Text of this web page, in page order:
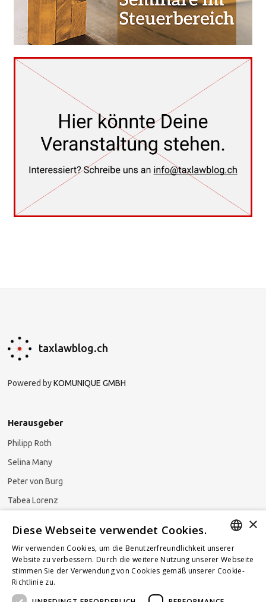
taxlawblog.ch
Powered byKOMUNIQUE GMBH
Herausgeber
Philipp Roth
Selina Many
Peter von Burg
Tabea Lorenz
Newsletter abonnieren
GERMAN
×
Diese Webseite verwendet Cookies.
Wir verwenden Cookies, um die Benutzerfreundlichkeit unserer
Website zu verbessern. Durch die weitere Nutzung unserer Webseite
stimmen Sie der Verwendung von Cookies gemäß unserer Cookie-
Richtlinie zu.